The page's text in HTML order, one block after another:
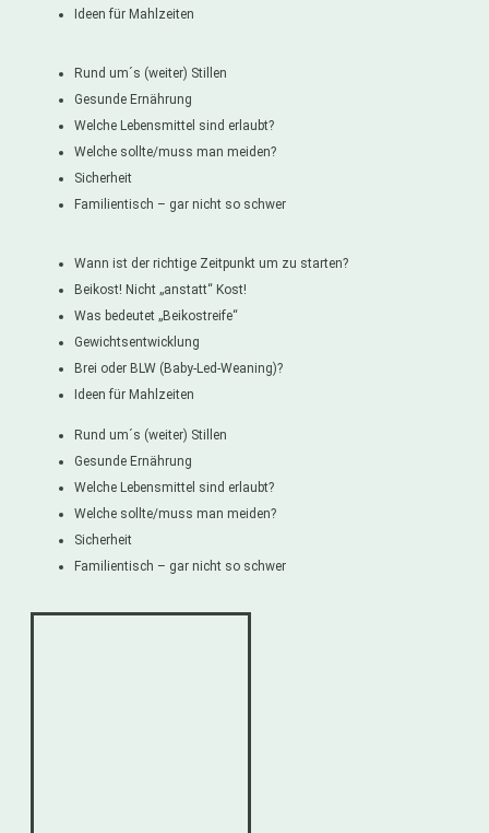
Ideen für Mahlzeiten
Rund um´s (weiter) Stillen
Gesunde Ernährung
Welche Lebensmittel sind erlaubt?
Welche sollte/muss man meiden?
Sicherheit
Familientisch – gar nicht so schwer
Wann ist der richtige Zeitpunkt um zu starten?
Beikost! Nicht „anstatt“ Kost!
Was bedeutet „Beikostreife“
Gewichtsentwicklung
Brei oder BLW (Baby-Led-Weaning)?
Ideen für Mahlzeiten
Rund um´s (weiter) Stillen
Gesunde Ernährung
Welche Lebensmittel sind erlaubt?
Welche sollte/muss man meiden?
Sicherheit
Familientisch – gar nicht so schwer